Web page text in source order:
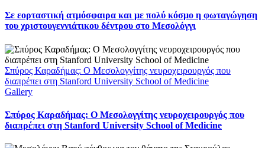
Σε εορταστική ατμόσφαιρα και με πολύ κόσμο η φωταγώγηση
του χριστουγεννιάτικου δέντρου στο Μεσολόγγι
Σπύρος Καραδήμας: Ο Μεσολογγίτης νευροχειρουργός που
διαπρέπει στη Stanford University School of Medicine
Gallery
Σπύρος Καραδήμας: Ο Μεσολογγίτης νευροχειρουργός που
διαπρέπει στη Stanford University School of Medicine